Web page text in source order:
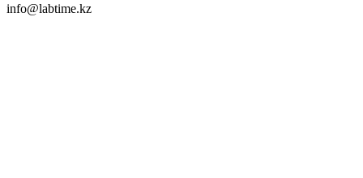
info@labtime.kz